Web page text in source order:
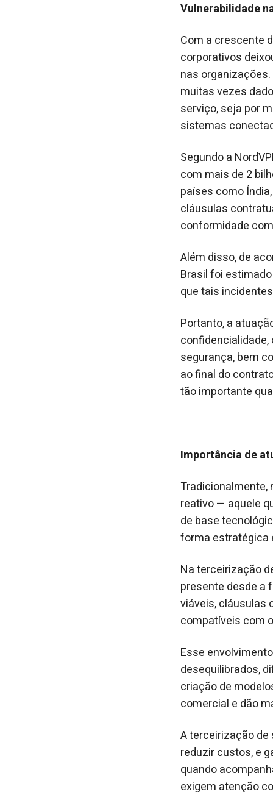
Vulnerabilidade
Com a crescente
corporativos
nas
muitas vezes
serviço, seja por
sistemas
Segundo a
com mais de 2
países como
cláusulas
conformidade
Além disso, de
Brasil foi
que tais
Portanto, a
confidencialidade,
segurança, bem
ao final do
tão importante
Importância de
reativo — aquele
de base
forma estratégica
Na terceirização
presente desde a
viáveis, cláusulas
compatíveis com
Esse
desequilibrados,
criação de
comercial e dão
A terceirização de
reduzir custos, e
quando
exigem atenção